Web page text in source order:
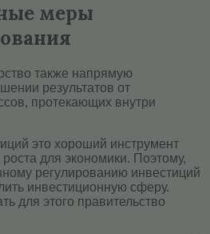
меры
также напрямую
результатов от
протекающих внутри
это хороший инструмент
для экономики. Поэтому,
регулированию инвестиций
инвестиционную сферу.
для этого правительство